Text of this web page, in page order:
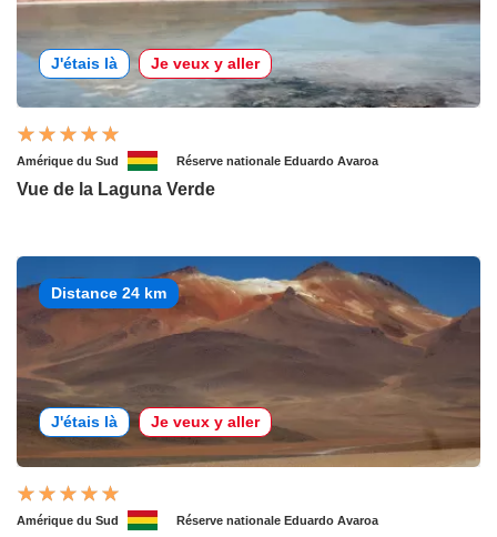
J'étais là Je veux y aller
Amérique du Sud Réserve nationale Eduardo Avaroa
Vue de la Laguna Verde
Distance 24 km
J'étais là Je veux y aller
Amérique du Sud Réserve nationale Eduardo Avaroa